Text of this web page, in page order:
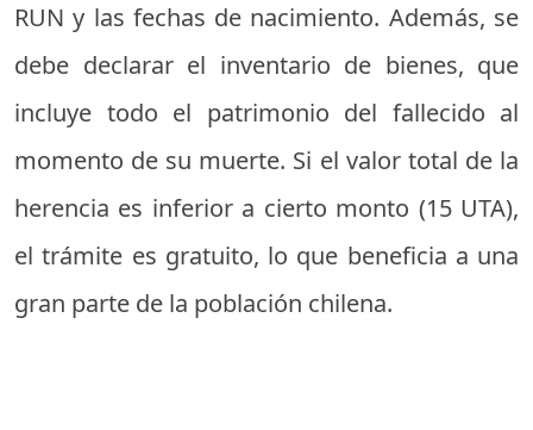
RUN y las fechas de nacimiento. Además, se
debe declarar el inventario de bienes, que
incluye todo el patrimonio del fallecido al
momento de su muerte. Si el valor total de la
herencia es inferior a cierto monto (15 UTA),
el trámite es gratuito, lo que beneficia a una
gran parte de la población chilena.